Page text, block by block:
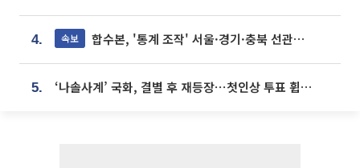
4. 속보 합수본, '통계 조작' 서울·경기·충북 선관위 등 추가 압수수색
5. ‘나솔사계’ 국화, 결별 후 재등장⋯첫인상 투표 휩쓸고 ‘인기녀’ 등극